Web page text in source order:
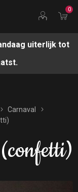
0
uiterlijk tot
Carnaval